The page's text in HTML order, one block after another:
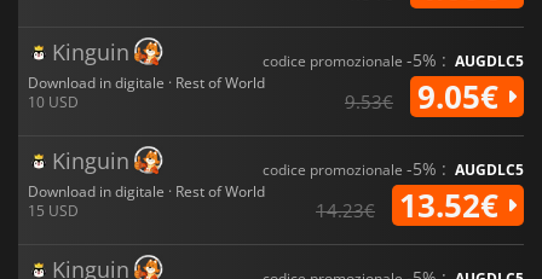
Kinguin
Download in digitale · Rest of World
10 USD
codice promozionale -5% : AUGDLC5
9.53€ 9.05€
Kinguin
Download in digitale · Rest of World
15 USD
codice promozionale -5% : AUGDLC5
14.23€ 13.52€
Kinguin